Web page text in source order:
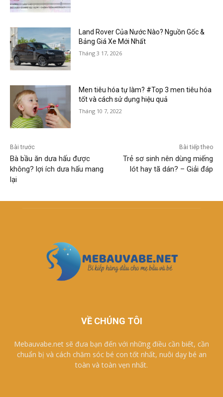
Land Rover Của Nước Nào? Nguồn Gốc &
Bảng Giá Xe Mới Nhất
Tháng 3 17, 2026
Men tiêu hóa tự làm? #Top 3 men tiêu hóa
tốt và cách sử dụng hiệu quả
Tháng 10 7, 2022
Bài trước
Bà bầu ăn dưa hấu được
không? lợi ích dưa hấu mang
lại
Bài tiếp theo
Trẻ sơ sinh nên dùng miếng
lót hay tã dán? – Giải đáp
VỀ CHÚNG TÔI
Mebauvabe.net sẽ đưa bạn đến với những điều cần biết, cần
chuẩn bị và cách chăm sóc bé con tốt nhất, nuôi dạy bé an
toàn và toàn vẹn nhất.